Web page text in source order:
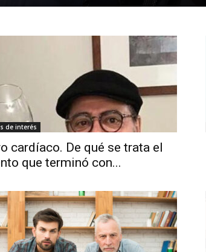
de interés
cardíaco. De qué se trata el
que terminó con...